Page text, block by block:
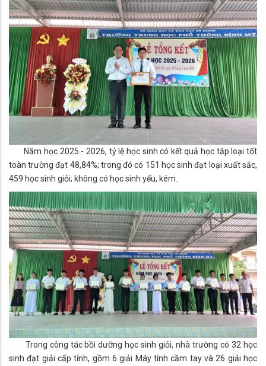
Năm học 2025 - 2026, tỷ lệ học sinh có kết quả học tập loại tốt
toàn trường đạt 48,84%; trong đó có 151 học sinh đạt loại xuất sắc,
459 học sinh giỏi; không có học sinh yếu, kém.
Trong công tác bồi dưỡng học sinh giỏi, nhà trường có 32 học
sinh đạt giải cấp tỉnh, gồm 6 giải Máy tính cầm tay và 26 giải học